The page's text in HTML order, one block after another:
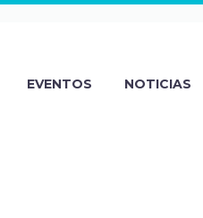
EVENTOS NOTICIAS